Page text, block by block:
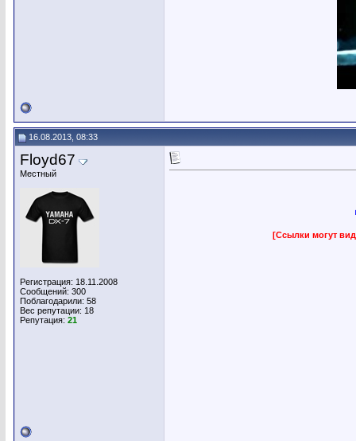
16.08.2013, 08:33
Floyd67
Местный
Регистрация: 18.11.2008
Сообщений: 300
Поблагодарили: 58
Вес репутации: 18
Репутация: 21
[Ссылки могут